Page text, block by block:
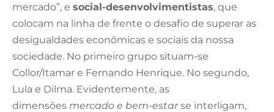
mercado”, e social-desenvolvimentistas, que
colocam na linha de frente o desafio de superar as
desigualdades econômicas e sociais da nossa
sociedade. No primeiro grupo situam-se
Collor/Itamar e Fernando Henrique. No segundo,
Lula e Dilma. Evidentemente, as
dimensões mercado e bem-estarse interligam,